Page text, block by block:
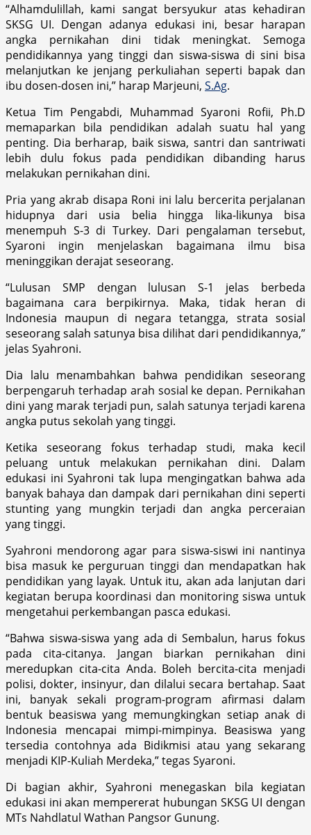
“Alhamdulillah, kami sangat bersyukur atas kehadiran
SKSG UI. Dengan adanya edukasi ini, besar harapan
angka pernikahan dini tidak meningkat. Semoga
pendidikannya yang tinggi dan siswa-siswa di sini bisa
melanjutkan ke jenjang perkuliahan seperti bapak dan
ibu dosen-dosen ini,” harap Marjeuni, S.Ag.
Ketua Tim Pengabdi, Muhammad Syaroni Rofii, Ph.D
memaparkan bila pendidikan adalah suatu hal yang
penting. Dia berharap, baik siswa, santri dan santriwati
lebih dulu fokus pada pendidikan dibanding harus
melakukan pernikahan dini.
Pria yang akrab disapa Roni ini lalu bercerita perjalanan
hidupnya dari usia belia hingga lika-likunya bisa
menempuh S-3 di Turkey. Dari pengalaman tersebut,
Syaroni ingin menjelaskan bagaimana ilmu bisa
meninggikan derajat seseorang.
“Lulusan SMP dengan lulusan S-1 jelas berbeda
bagaimana cara berpikirnya. Maka, tidak heran di
Indonesia maupun di negara tetangga, strata sosial
seseorang salah satunya bisa dilihat dari pendidikannya,”
jelas Syahroni.
Dia lalu menambahkan bahwa pendidikan seseorang
berpengaruh terhadap arah sosial ke depan. Pernikahan
dini yang marak terjadi pun, salah satunya terjadi karena
angka putus sekolah yang tinggi.
Ketika seseorang fokus terhadap studi, maka kecil
peluang untuk melakukan pernikahan dini. Dalam
edukasi ini Syahroni tak lupa mengingatkan bahwa ada
banyak bahaya dan dampak dari pernikahan dini seperti
stunting yang mungkin terjadi dan angka perceraian
yang tinggi.
Syahroni mendorong agar para siswa-siswi ini nantinya
bisa masuk ke perguruan tinggi dan mendapatkan hak
pendidikan yang layak. Untuk itu, akan ada lanjutan dari
kegiatan berupa koordinasi dan monitoring siswa untuk
mengetahui perkembangan pasca edukasi.
“Bahwa siswa-siswa yang ada di Sembalun, harus fokus
pada cita-citanya. Jangan biarkan pernikahan dini
meredupkan cita-cita Anda. Boleh bercita-cita menjadi
polisi, dokter, insinyur, dan dilalui secara bertahap. Saat
ini, banyak sekali program-program afirmasi dalam
bentuk beasiswa yang memungkingkan setiap anak di
Indonesia mencapai mimpi-mimpinya. Beasiswa yang
tersedia contohnya ada Bidikmisi atau yang sekarang
menjadi KIP-Kuliah Merdeka,” tegas Syaroni.
Di bagian akhir, Syahroni menegaskan bila kegiatan
edukasi ini akan mempererat hubungan SKSG UI dengan
MTs Nahdlatul Wathan Pangsor Gunung.